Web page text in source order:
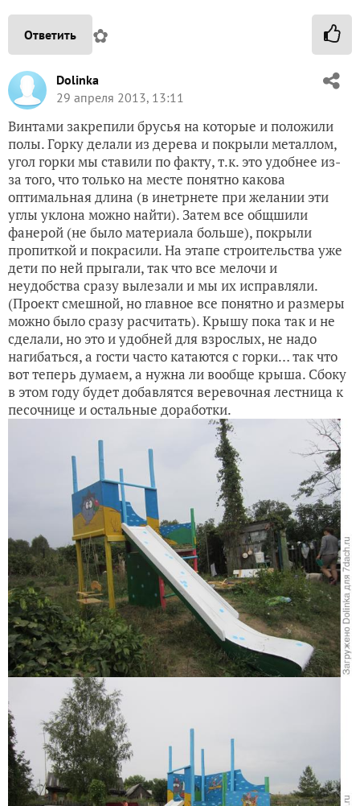
Ответить ✿
Dolinka
29 апреля 2013, 13:11
Винтами закрепили брусья на которые и положили
полы. Горку делали из дерева и покрыли металлом,
угол горки мы ставили по факту, т.к. это удобнее из-
за того, что только на месте понятно какова
оптимальная длина (в инетрнете при желании эти
углы уклона можно найти). Затем все общшили
фанерой (не было материала больше), покрыли
пропиткой и покрасили. На этапе строительства уже
дети по ней прыгали, так что все мелочи и
неудобства сразу вылезали и мы их исправляли.
(Проект смешной, но главное все понятно и размеры
можно было сразу расчитать). Крышу пока так и не
сделали, но это и удобней для взрослых, не надо
нагибаться, а гости часто катаются с горки… так что
вот теперь думаем, а нужна ли вообще крыша. Сбоку
в этом году будет добавлятся веревочная лестница к
песочнице и остальные доработки.